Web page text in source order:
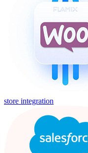
store integration